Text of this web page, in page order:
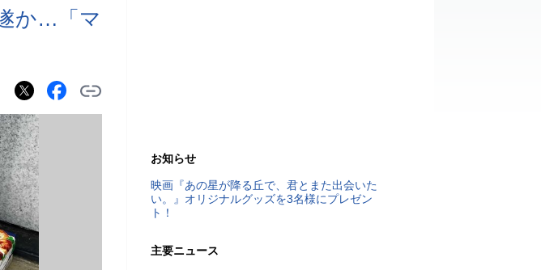
か…「マ
お知らせ
映画『あの星が降る丘で、君とまた出会いた
い。』オリジナルグッズを3名様にプレゼン
ト！
主要ニュース